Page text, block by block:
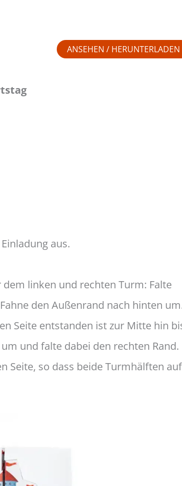
ANSEHEN / HERUNTERLADEN
aus.
linken und rechten Turm: Falte
den Außenrand nach hinten
Seite entstanden ist zur Mitte hin
und falte dabei den rechten Rand.
Seite, so dass beide Turmhälften auf